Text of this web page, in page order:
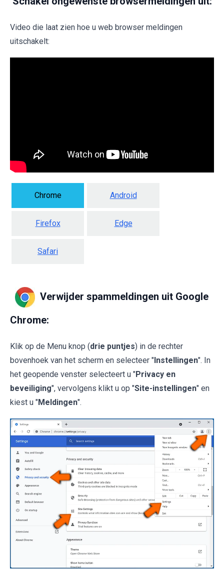
Video die laat zien hoe u web browser meldingen
uitschakelt:
Chrome Android
Firefox Edge
Safari
Verwijder spammeldingen uit Google
Chrome:
Klik op de Menu knop (drie puntjes) in de rechter
bovenhoek van het scherm en selecteer "Instellingen". In
het geopende venster selecteert u "Privacy en
beveiliging", vervolgens klikt u op "Site-instellingen" en
kiest u "Meldingen".